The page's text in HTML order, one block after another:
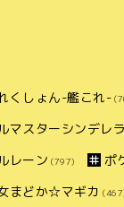
くしょん-艦これ-
マスターシンデレ
レーン (797) ポ
まどか☆マギカ